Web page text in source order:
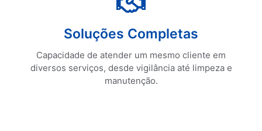
Soluções Completas
Capacidade de atender um mesmo cliente em
diversos serviços, desde vigilância até limpeza e
manutenção.
Solicite uma Cotação